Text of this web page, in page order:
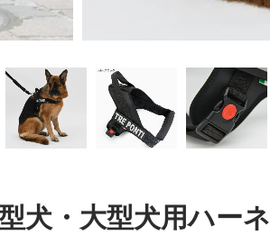
犬・大型犬用ハーネ